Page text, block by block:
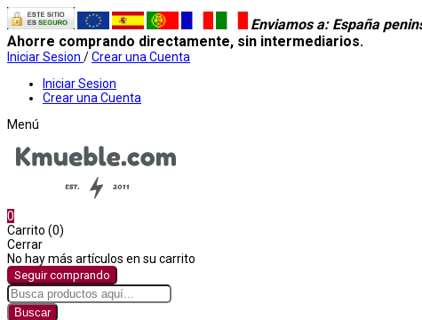
Enviamos a: España
Ahorre comprando directamente, sin intermediarios.
Iniciar Sesion /Crear una Cuenta
Iniciar Sesion
Crear una Cuenta
Menú
0
Carrito (0)
Cerrar
No hay más artículos en su carrito
Seguir comprando
Buscar